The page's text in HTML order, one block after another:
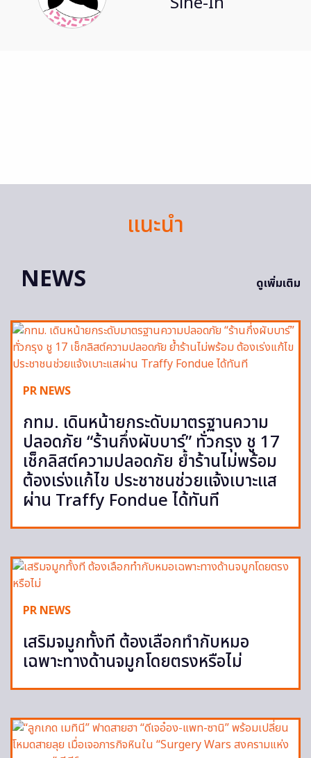
แนะนำ
NEWS
ดูเพิ่มเติม
PR NEWS
กทม. เดินหน้ายกระดับมาตรฐานความ
ปลอดภัย “ร้านกึ่งผับบาร์” ทั่วกรุง ชู 17
เช็กลิสต์ความปลอดภัย ย้ำร้านไม่พร้อม
ต้องเร่งแก้ไข ประชาชนช่วยแจ้งเบาะแส
ผ่าน Traffy Fondue ได้ทันที
PR NEWS
เสริมจมูกทั้งที ต้องเลือกทำกับหมอ
เฉพาะทางด้านจมูกโดยตรงหรือไม่